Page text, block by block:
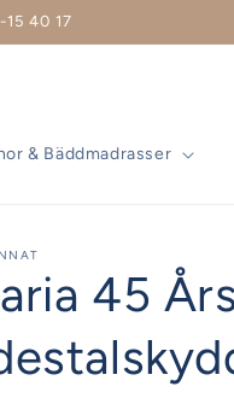
40 17
& Bäddmadrasser
45